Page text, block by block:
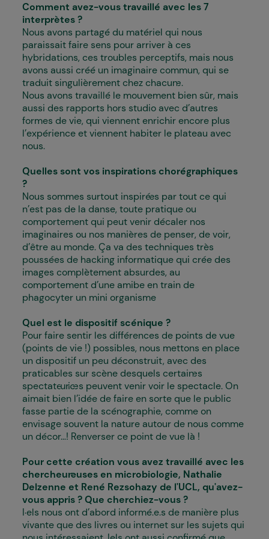
Comment avez-vous travaillé avec les 7
interprètes ?
Nous avons partagé du matériel qui nous
paraissait faire sens pour arriver à ces
hybridations, ces troubles perceptifs, mais nous
avons aussi créé un imaginaire commun, qui se
traduit singulièrement chez chacun·e.
Nous avons travaillé le mouvement bien sûr, mais
aussi des rapports hors studio avec d’autres
formes de vie, qui viennent enrichir encore plus
l’expérience et viennent habiter le plateau avec
nous.
Quelles sont vos inspirations chorégraphiques
?
Nous sommes surtout inspiré·es par tout ce qui
n’est pas de la danse, toute pratique ou
comportement qui peut venir décaler nos
imaginaires ou nos manières de penser, de voir,
d’être au monde. Ça va des techniques très
poussées de hacking informatique qui crée des
images complètement absurdes, au
comportement d’une amibe en train de
phagocyter un mini organisme
Quel est le dispositif scénique ?
Pour faire sentir les différences de points de vue
(points de vie !) possibles, nous mettons en place
un dispositif un peu déconstruit, avec des
praticables sur scène desquels certain·es
spectateur·ices peuvent venir voir le spectacle. On
aimait bien l’idée de faire en sorte que le public
fasse partie de la scénographie, comme on
envisage souvent la nature autour de nous comme
un décor…! Renverser ce point de vue là !
Pour cette création vous avez travaillé avec les
chercheur·euses en microbiologie, Nathalie
Delzenne et René Rezsohazy de l'UCL, qu'avez-
vous appris ? Que cherchiez-vous ?
I·els nous ont d’abord informé.e.s de manière plus
vivante que des livres ou internet sur les sujets qui